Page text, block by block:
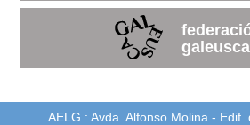
galeusca
AELG : Avda. Alfonso Molina - Edif.